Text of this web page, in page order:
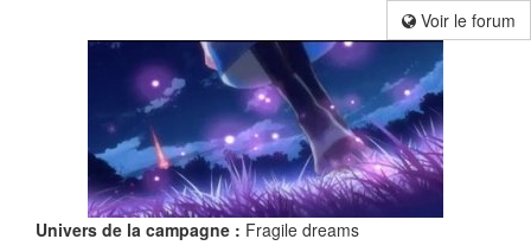
Voir le forum
Univers de la campagne : Fragile dreams